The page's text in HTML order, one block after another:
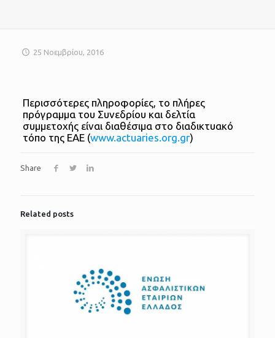
25 Νοεμβρίου, 2016
Περισσότερες πληροφορίες, το πλήρες
πρόγραμμα του Συνεδρίου και δελτία
συμμετοχής είναι διαθέσιμα στο διαδικτυακό
τόπο της ΕΑΕ (www.actuaries.org.gr)
Share
Related posts